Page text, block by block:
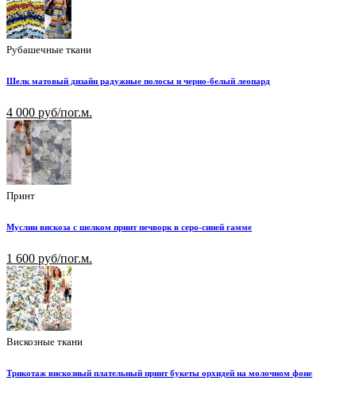
Рубашечные ткани
Шелк матовый дизайн радужные полосы и черно-белый леопард
4 000 руб/пог.м.
Принт
Муслин вискоза с шелком принт печворк в серо-синей гамме
1 600 руб/пог.м.
Вискозные ткани
Трикотаж вискозный плательный принт букеты орхидей на молочном фоне